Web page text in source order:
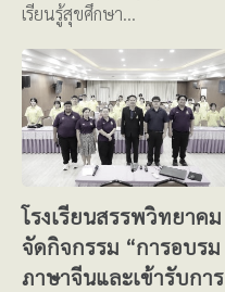
เรียนรู้สุขศึกษา…
โรงเรียนสรรพวิทยาคม
จัดกิจกรรม “การอบรม
ภาษาจีนและเข้ารับการ